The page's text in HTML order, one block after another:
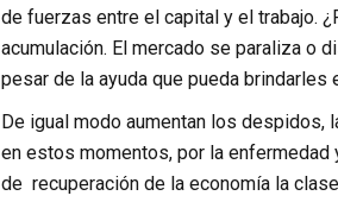
de fuerzas entre el capital y el trabajo.
acumulación. El mercado se paraliza o
pesar de la ayuda que pueda brindarles
De igual modo aumentan los despidos,
en estos momentos, por la enfermedad
de recuperación de la economía la